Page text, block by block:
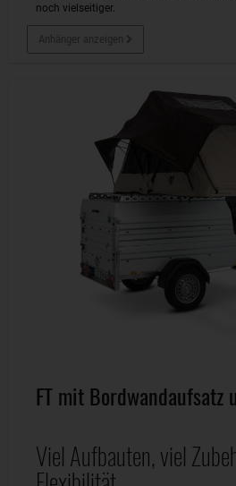
noch vielseitiger.
FT mit Bordwandaufsatz
Viel Aufbauten, viel